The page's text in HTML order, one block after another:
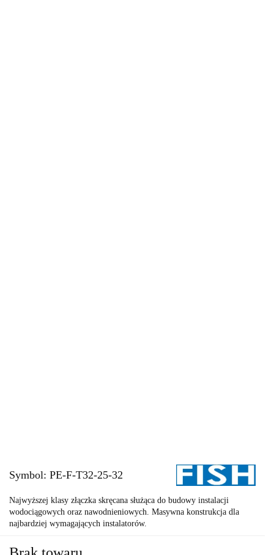
Symbol: PE-F-T32-25-32
Najwyższej klasy złączka skręcana służąca do budowy instalacji
wodociągowych oraz nawodnieniowych. Masywna konstrukcja dla
najbardziej wymagających instalatorów.